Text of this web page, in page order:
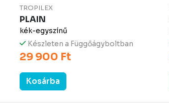
TROPILEX
PLAIN
kék-egyszínű
Készleten a Függőágyboltban
29 900 Ft
Kosárba